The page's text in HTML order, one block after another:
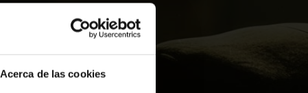
Acerca de las cookies